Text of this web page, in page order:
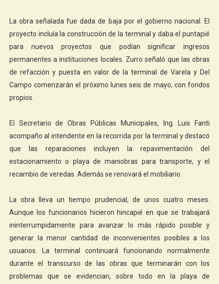
La obra señalada fue dada de baja por el gobierno nacional. El
proyecto incluía la construcción de la terminal y daba el puntapié
para nuevos proyectos que podían significar ingresos
permanentes a instituciones locales. Zurro señaló que las obras
de refacción y puesta en valor de la terminal de Varela y Del
Campo comenzarán el próximo lunes seis de mayo, con fondos
propios.
El Secretario de Obras Públicas Municipales, Ing. Luis Fanti
acompaño al intendente en la recorrida por la terminal y destacó
que las reparaciones incluyen la repavimentación del
estacionamiento o playa de maniobras para transporte, y el
recambio de veredas. Además se renovará el mobiliario.
La obra lleva un tiempo prudencial, de unos cuatro meses.
Aunque los funcionarios hicieron hincapié en que se trabajará
ininterrumpidamente para avanzar lo más rápido posible y
generar la menor cantidad de inconvenientes posibles a los
usuarios. La terminal continuará funcionando normalmente
durante el transcurso de las obras que terminarán con los
problemas que se evidencian, sobre todo en la playa de